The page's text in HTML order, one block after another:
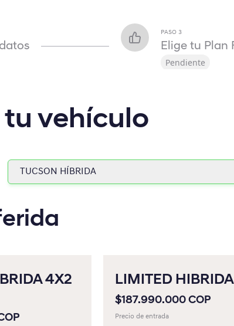
PASO 3
Elige tu Plan
Pendiente
vehículo
TUCSON HÍBRIDA
HB20S 2027
KONA GASOLINA
KONA HÍBRIDA
4X2
LIMITED
$187.990.000 COP
Precio de entrada